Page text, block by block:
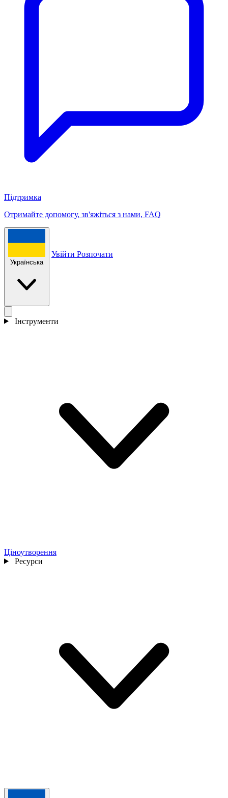
Підтримка
Отримайте допомогу, зв'яжіться з нами, FAQ
Українська
Увійти Розпочати
Інструменти
Ціноутворення
Ресурси